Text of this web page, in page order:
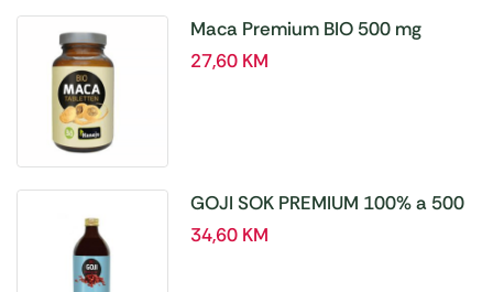
Maca Premium BIO 500 mg
tablete, a180 tbl – Hanoju
27,60 KM
GOJI SOK PREMIUM 100% a 500
ml
34,60 KM